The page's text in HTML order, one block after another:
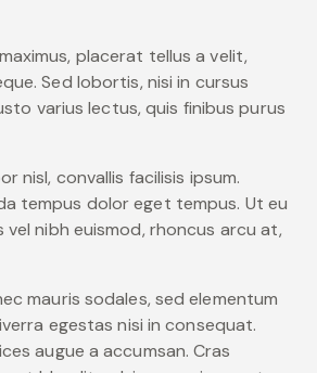
placerat tellus a velit,
Sed lobortis, nisi in cursus
varius lectus, quis finibus purus
nisl, convallis facilisis ipsum.
tempus dolor eget tempus. Ut eu
vel nibh euismod, rhoncus arcu at,
mauris sodales, sed elementum
egestas nisi in consequat.
augue a accumsan. Cras